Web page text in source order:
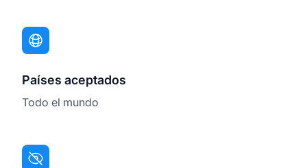
Países aceptados
Todo el mundo